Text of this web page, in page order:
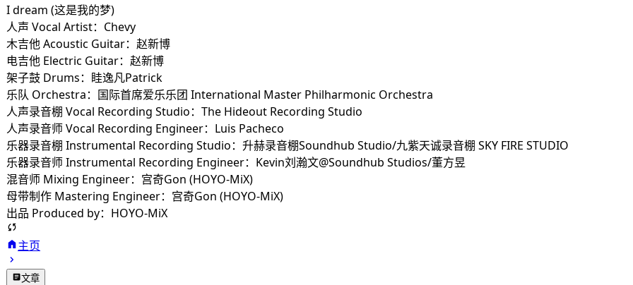
I dream (这是我的梦)
人声 Vocal Artist：Chevy
木吉他 Acoustic Guitar：赵新博
电吉他 Electric Guitar：赵新博
架子鼓 Drums：眭逸凡Patrick
乐队 Orchestra：国际首席爱乐乐团 International Master Philharmonic Orchestra
人声录音棚 Vocal Recording Studio：The Hideout Recording Studio
人声录音师 Vocal Recording Engineer：Luis Pacheco
乐器录音棚 Instrumental Recording Studio：升赫录音棚Soundhub Studio/九紫天诚录音棚 SKY FIRE STUDIO
乐器录音师 Instrumental Recording Engineer：Kevin刘瀚文@Soundhub Studios/董方昱
混音师 Mixing Engineer：宫奇Gon (HOYO-MiX)
母带制作 Mastering Engineer：宫奇Gon (HOYO-MiX)
出品 Produced by：HOYO-MiX
主页
文章